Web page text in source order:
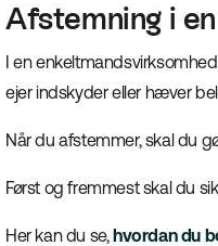
Afstemning i
I en
ejer indskyder eller hæver
Når du afstemmer, skal du
Først og fremmest skal du
Her kan du se,hvordan du